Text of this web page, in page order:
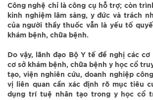
Công nghệ chỉ là công cụ hỗ trợ; còn
kinh nghiệm lâm sàng, y đức và trách
của người thầy thuốc vẫn là yếu tố
khám bệnh, chữa bệnh.
Do vậy, lãnh đạo Bộ Y tế đề nghị các cơ
cơ sở khám bệnh, chữa bệnh y học cổ
tạo, viện nghiên cứu, doanh nghiệp
vị liên quan cần xác định rõ mục tiêu
dụng trí tuệ nhân tạo trong y học cổ